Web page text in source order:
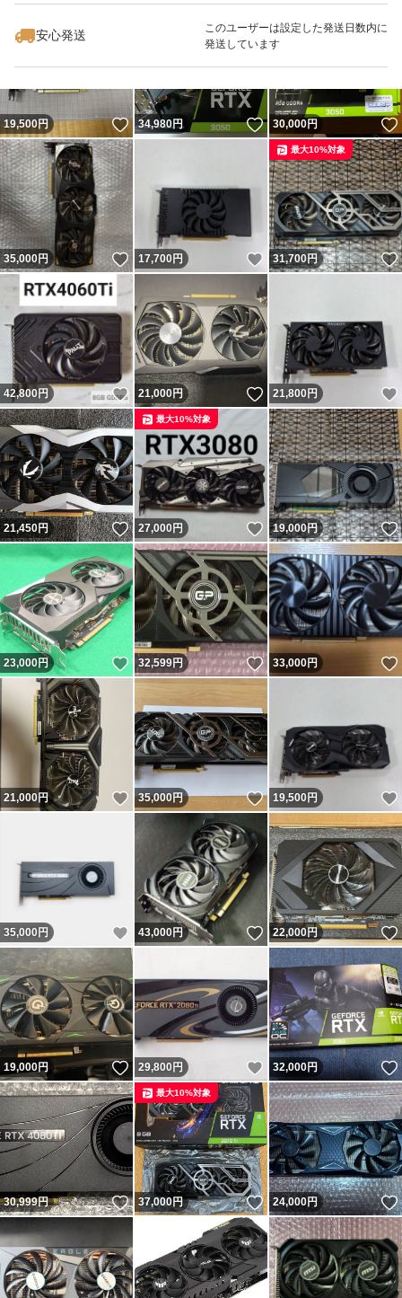
安心発送
このユーザーは設定した発送日数内に
発送しています
19,500円 いいね！
34,980円 いいね！
30,000円
35,000円 いいね！
17,700円 いいね！
31,700円
最大10%対象
42,800円 いいね！
21,000円 いいね！
21,800円
21,450円 いいね！
27,000円 いいね！
最大10%対象
19,000円
23,000円 いいね！
32,599円 いいね！
33,000円
21,000円 いいね！
35,000円 いいね！
19,500円
35,000 円 いいね！
43,000円 いいね！
22,000円
19,000円 いいね！
29,800円 いいね！
32,000円
30,999円 いいね！
37,000円 いいね！
最大10%対象
24,000円